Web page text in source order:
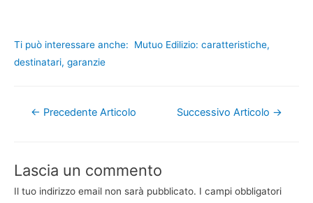
Ti può interessare anche:
Mutuo Edilizio: caratteristiche,
destinatari, garanzie
Navigazione
← Precedente Articolo Successivo Articolo →
Lascia un commento
Il tuo indirizzo email non sarà pubblicato. I campi obbligatori